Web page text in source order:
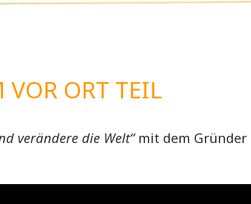
ORT TEIL
verändere die Welt“mit dem Gründer